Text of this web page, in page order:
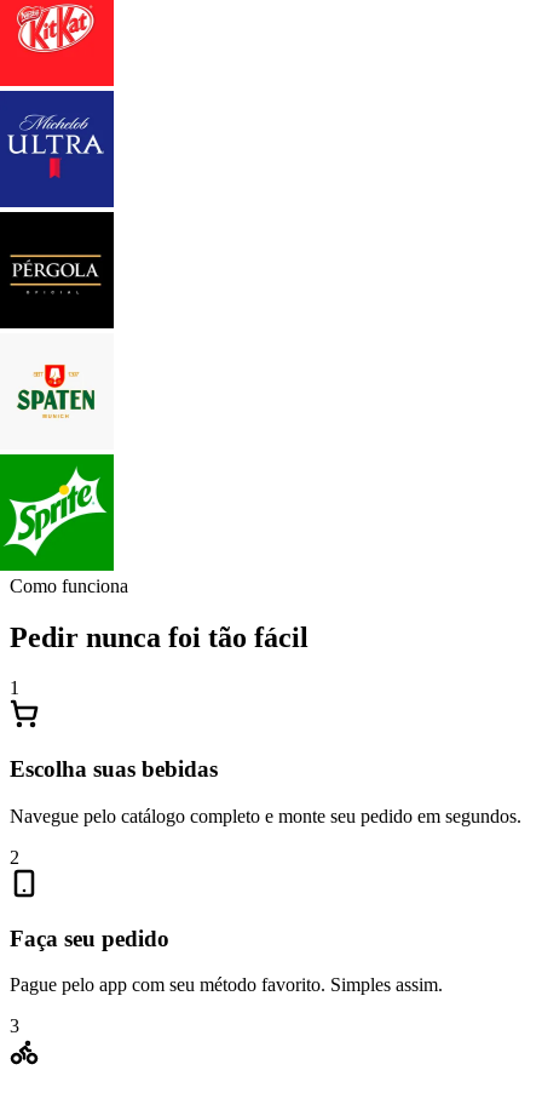
Como funciona
Pedir nunca foi tão fácil
1
Escolha suas bebidas
Navegue pelo catálogo completo e monte seu pedido em segundos.
2
Faça seu pedido
Pague pelo app com seu método favorito. Simples assim.
3